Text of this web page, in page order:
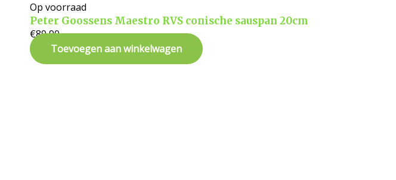
Op voorraad
Peter Goossens Maestro RVS conische sauspan 20cm
€89,90
Toevoegen aan winkelwagen